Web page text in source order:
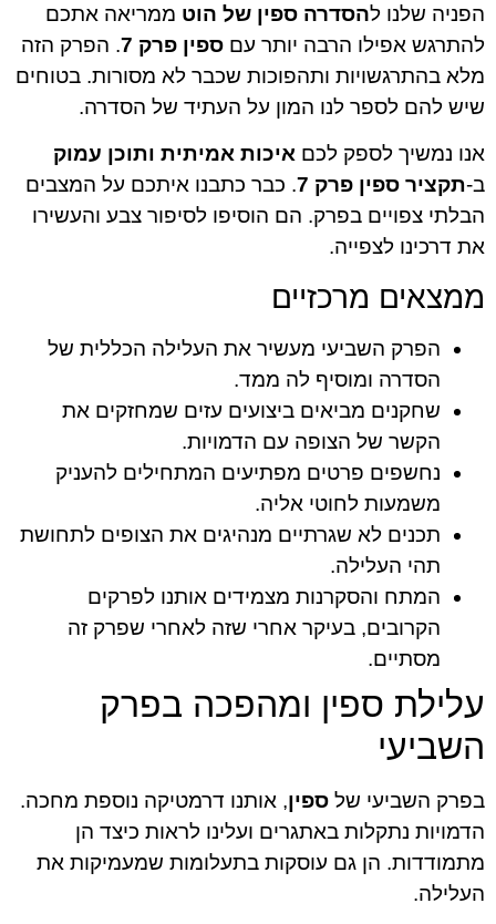
הפניה שלנו להסדרה ספין של הוט ממריאה אתכם
להתרגש אפילו הרבה יותר עם ספין פרק 7
. הפרק הזה
מלא בהתרגשויות ותהפוכות שכבר לא מסורות. בטוחים
שיש להם לספר לנו המון על העתיד של הסדרה.
אנו נמשיך לספק לכם איכות אמיתית ותוכן עמוק
ב-תקציר ספין פרק 7
. כבר כתבנו איתכם על המצבים
הבלתי צפויים בפרק. הם הוסיפו לסיפור צבע והעשירו
את דרכינו לצפייה.
ממצאים מרכזיים
הפרק השביעי מעשיר את העלילה הכללית של
הסדרה ומוסיף לה ממד.
שחקנים מביאים ביצועים עזים שמחזקים את
הקשר של הצופה עם הדמויות.
נחשפים פרטים מפתיעים המתחילים להעניק
משמעות לחוטי אליה.
תכנים לא שגרתיים מנהיגים את הצופים לתחושת
תהי העלילה.
המתח והסקרנות מצמידים אותנו לפרקים
הקרובים, בעיקר אחרי שזה לאחרי שפרק זה
מסתיים.
עלילת ספין ומהפכה בפרק
השביעי
בפרק השביעי של ספין, אותנו דרמטיקה נוספת מחכה.
הדמויות נתקלות באתגרים ועלינו לראות כיצד הן
מתמודדות. הן גם עוסקות בתעלומות שמעמיקות את
העלילה.